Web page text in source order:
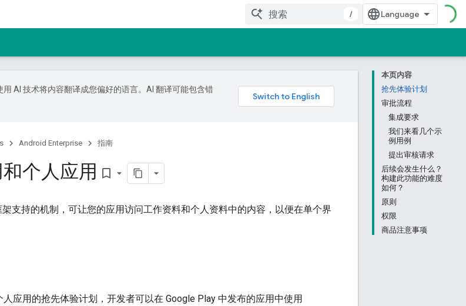
/
本页内容
抢先体验计划
审批流程
集成要求
我们来看几个示
例用例
提出审核请求
后续会发生什么？
构建此功能的难度
如何？
原则
权限
商品注意事项
用 AI 技术将内容翻译成您偏好的语言。AI 翻译可能包含错
Android Enterprise 指南
个人应用 bookmark_border
支持的机制，可让您的应用访问工作资料和个人资料中的内容，以便在单个界
应用的抢先体验计划，开发者可以在 Google Play 中发布的应用中使用